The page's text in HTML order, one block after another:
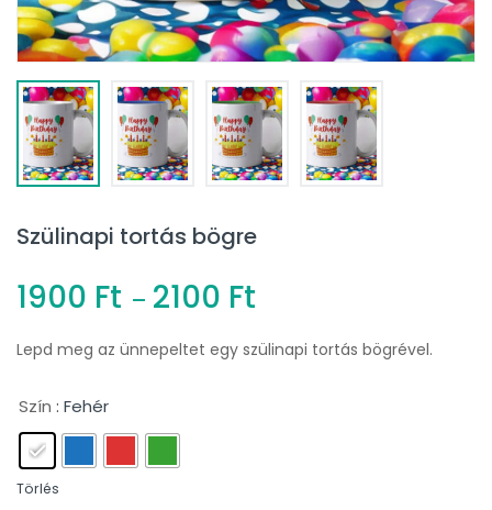
Szülinapi tortás bögre
1900 Ft – 2100 Ft
Lepd meg az ünnepeltet egy szülinapi tortás bögrével.
Szín : Fehér
Törlés